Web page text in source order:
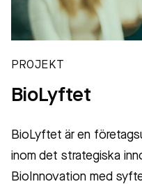
PROJEKT
BioLyftet
BioLyftet är en
inom det strategiska
BioInnovation med